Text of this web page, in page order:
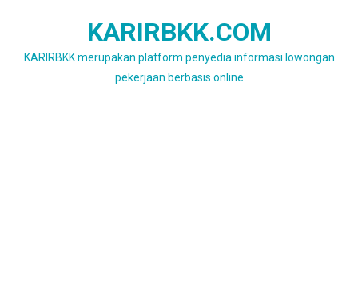
KARIRBKK.COM
KARIRBKK merupakan platform penyedia informasi lowongan
pekerjaan berbasis online